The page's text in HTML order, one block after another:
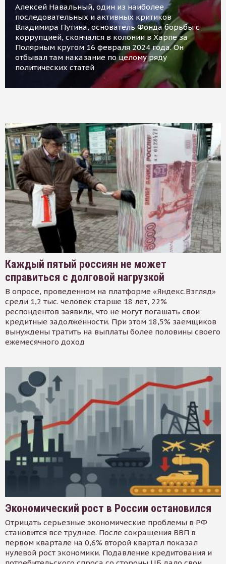
Алексей Навальный, один из наиболее
последовательных и активных критиков
Владимира Путина, основатель Фонда борьбы с
коррупцией, скончался в колонии в Харпе за
Полярным кругом 16 февраля 2024 года. Он
отбывал там наказание по целому ряду
политических статей
Каждый пятый россиян не может
справиться с долговой нагрузкой
В опросе, проведенном на платформе «Яндекс.Взгляд»
среди 1,2 тыс. человек старше 18 лет, 22%
респондентов заявили, что не могут погашать свои
кредитные задолженности. При этом 18,5% заемщиков
вынуждены тратить на выплаты более половины своего
ежемесячного доход
Экономический рост в России остановился
Отрицать серьезные экономические проблемы в РФ
становится все труднее. После сокращения ВВП в
первом квартале на 0,6% второй квартал показал
нулевой рост экономики. Подавление кредитования и